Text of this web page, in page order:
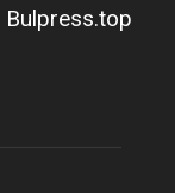
Bulpress.top